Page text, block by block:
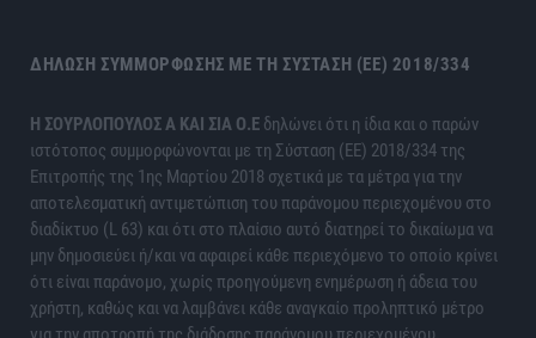
ΔΉΛΩΣΗ ΣΥΜΜΌΡΦΩΣΗΣ ΜΕ ΤΗ ΣΎΣΤΑΣΗ (ΕΕ) 2018/334
H ΣΟΥΡΛΟΠΟΥΛΟΣ Α ΚΑΙ ΣΙΑ Ο.Ε δηλώνει ότι η ίδια και ο παρών
ιστότοπος συμμορφώνονται με τη Σύσταση (ΕΕ) 2018/334 της
Επιτροπής της 1ης Μαρτίου 2018 σχετικά με τα μέτρα για την
αποτελεσματική αντιμετώπιση του παράνομου περιεχομένου στο
διαδίκτυο (L 63) και ότι στο πλαίσιο αυτό διατηρεί το δικαίωμα να
μην δημοσιεύει ή/και να αφαιρεί κάθε περιεχόμενο το οποίο κρίνει
ότι είναι παράνομο, χωρίς προηγούμενη ενημέρωση ή άδεια του
χρήστη, καθώς και να λαμβάνει κάθε αναγκαίο προληπτικό μέτρο